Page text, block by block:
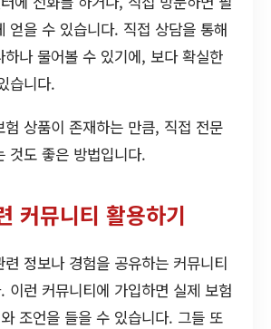
얻을 수 있습니다. 직접 상담을 통해
나 물어볼 수 있기에, 보다 확실한
습니다.
험 상품이 존재하는 만큼, 직접 전문
것도 좋은 방법입니다.
커뮤니티 활용하기
정보나 경험을 공유하는 커뮤니티
이런 커뮤니티에 가입하면 실제 보험
조언을 들을 수 있습니다. 그들 또